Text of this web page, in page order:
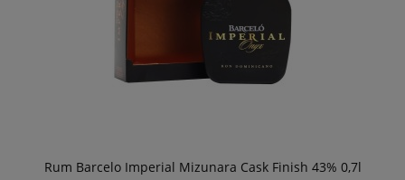
Rum Barcelo Imperial Mizunara Cask Finish 43% 0,7l